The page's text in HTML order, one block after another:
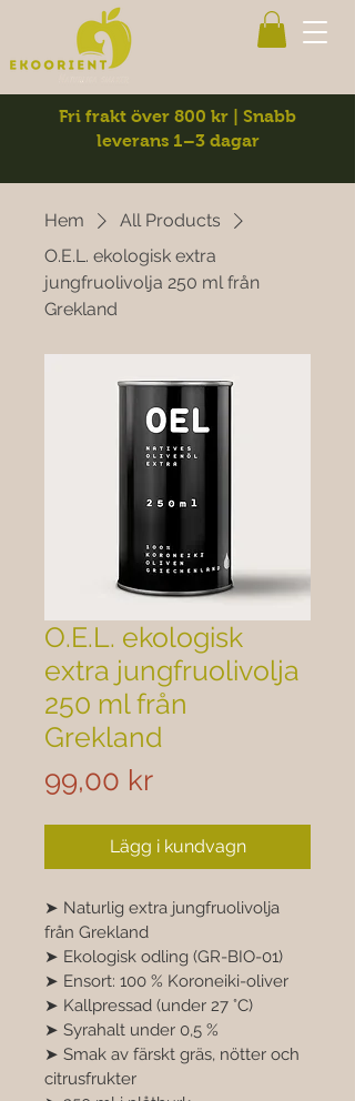
Fri frakt över 800 kr | Snabb
leverans 1–3 dagar
Hem
All Products
O.E.L. ekologisk extra
jungfruolivolja 250 ml från
Grekland
O.E.L. ekologisk
extra jungfruolivolja
250 ml från
Grekland
99,00 krPris
Lägg i kundvagn
➤ Naturlig extra jungfruolivolja
från Grekland
➤ Ekologisk odling (GR-BIO-01)
➤ Ensort: 100 % Koroneiki-oliver
➤ Kallpressad (under 27 °C)
➤ Syrahalt under 0,5 %
➤ Smak av färskt gräs, nötter och
citrusfrukter